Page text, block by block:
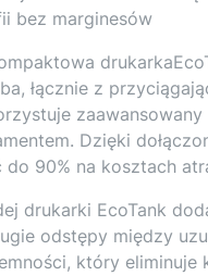
bez marginesów
łącznie z
Dzięki
90% na kosztach
drukarki EcoTank
odstępy między
który